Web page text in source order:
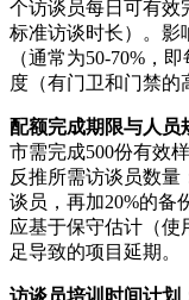
个访谈员每日可有效
标准访谈时长）。影
（通常为50-70%，
度（有门卫和门禁的
配额完成期限与人员
市需完成500份有效
反推所需访谈员数量
谈员，再加20%的备
应基于保守估计（使
足导致的项目延期。